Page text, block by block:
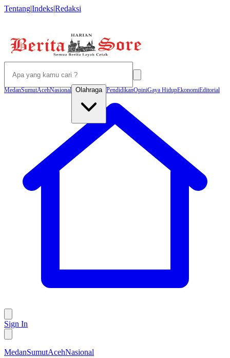
Tentang|Indeks|Redaksi
MedanSumutAcehNasional Olahraga PendidikanOpiniGaya HidupEkonomiEditorial
Sign In
MedanSumutAcehNasional